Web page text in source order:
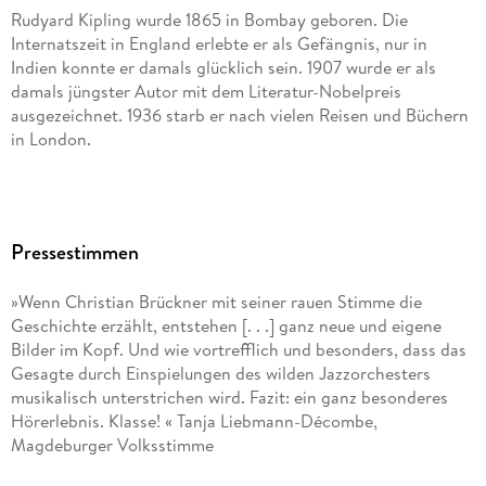
Größe (L/B/H)
140/129/9 mm
Sonstiges
06
Argon Verlag AVE GmbH, Waldemarstraße 33a, 10999 Berlin,
Rudyard Kipling wurde 1865 in Bombay geboren. Die
Internatszeit in England erlebte er als Gefängnis, nur in
Indien konnte er damals glücklich sein. 1907 wurde er als
damals jüngster Autor mit dem Literatur-Nobelpreis
ausgezeichnet. 1936 starb er nach vielen Reisen und Büchern
in London.
hauptberuflich als freier Übersetzer, u. a. der Werke von Paul
Welsh und Oscar Wilde.
Christian Brückner, geboren 1943 in Schlesien, wuchs in Köln
auf. Engagements am Theater, kontinuierliche Arbeit für Funk
und Fernsehen. 1990 erhielt er den Grimme-Preis Spezial in
Gold. Schwerpunkt seiner Arbeit heute: öffentliche
Literaturlesungen, oft eingebunden in einen musikalischen
Pressestimmen
»Wenn Christian Brückner mit seiner rauen Stimme die
Geschichte erzählt, entstehen [. . .] ganz neue und eigene
Bilder im Kopf. Und wie vortrefflich und besonders, dass das
Gesagte durch Einspielungen des wilden Jazzorchesters
musikalisch unterstrichen wird. Fazit: ein ganz besonderes
Hörerlebnis. Klasse! « Tanja Liebmann-Décombe,
Magdeburger Volksstimme